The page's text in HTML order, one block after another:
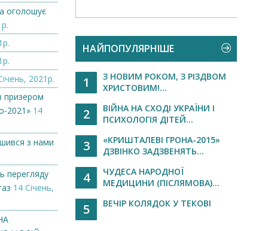
оголошує
2021р.
призером
2021» 14
з нами
перегляду
14 Січень,
НАЙПОПУЛЯРНІШЕ
1
З НОВИМ РОКОМ, З РІЗДВОМ
ХРИСТОВИМ!...
2
ВІЙНА НА СХОДІ УКРАЇНИ І
ПСИХОЛОГІЯ ДІТЕЙ...
3
«КРИШТАЛЕВІ ГРОНА-2015»
ДЗВІНКО ЗАДЗВЕНЯТЬ...
4
ЧУДЕСА НАРОДНОЇ
МЕДИЦИНИ (ПІСЛЯМОВА)...
5 ВЕЧІР КОЛЯДОК У ТЕКОВІ